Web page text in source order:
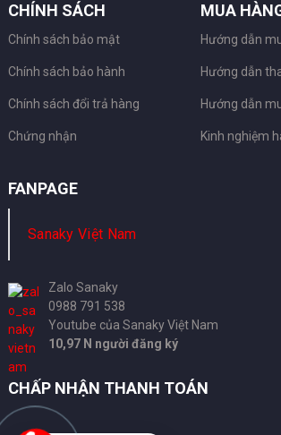
CHÍNH SÁCH
Chính sách bảo mật
Chính sách bảo hành
Chính sách đổi trả hàng
Chứng nhận
MUA
Hướng dẫn
Hướng dẫn
Hướng dẫn
Kinh nghiệm
FANPAGE
Sanaky Việt Nam
Zalo Sanaky
0988 791 538
Youtube của Sanaky Việt Nam
10,97 N người đăng ký
CHẤP NHẬN THANH TOÁN